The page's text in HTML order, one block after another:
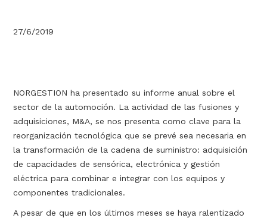
27/6/2019
NORGESTION ha presentado su informe anual sobre el
sector de la automoción. La actividad de las fusiones y
adquisiciones, M&A, se nos presenta como clave para la
reorganización tecnológica que se prevé sea necesaria en
la transformación de la cadena de suministro: adquisición
de capacidades de sensórica, electrónica y gestión
eléctrica para combinar e integrar con los equipos y
componentes tradicionales.
A pesar de que en los últimos meses se haya ralentizado